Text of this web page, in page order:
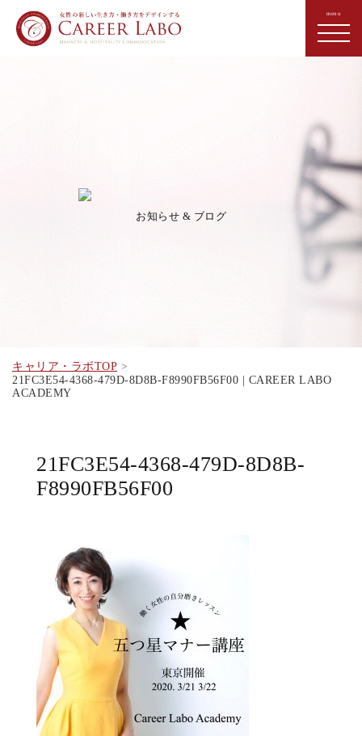
お知らせ & ブログ
キャリア・ラボTOP
21FC3E54-4368-479D-8D8B-F8990FB56F00 | CAREER LABO
ACADEMY
21FC3E54-4368-479D-8D8B-
F8990FB56F00